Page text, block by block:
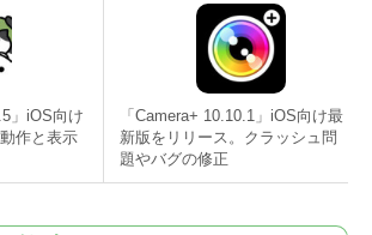
」iOS向け
作と表示
「Camera+ 10.10.1」iOS向け最
新版をリリース。クラッシュ問
題やバグの修正